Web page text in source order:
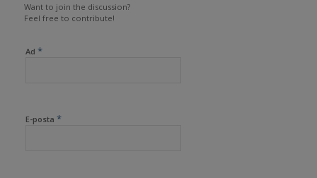
Want to join the discussion?
Feel free to contribute!
Ad *
E-posta *